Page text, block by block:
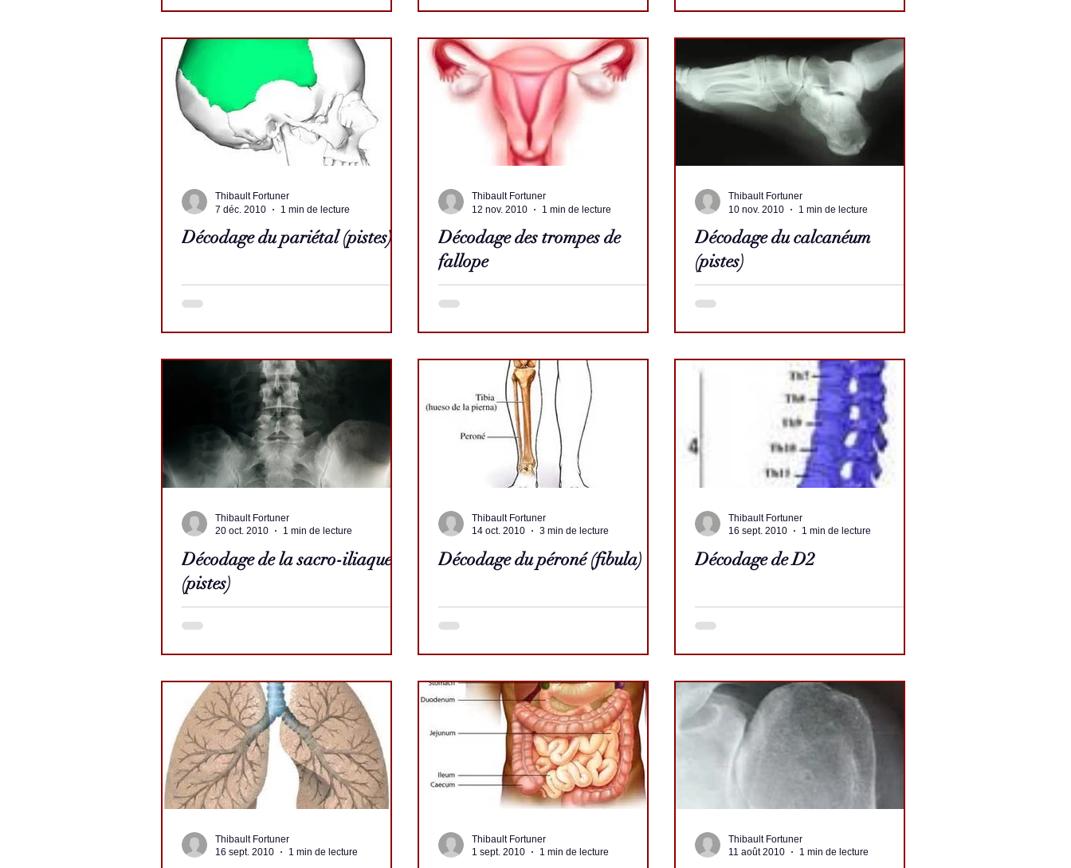
Décodage du pariétal (pistes)
Thibault Fortuner
7 déc. 2010
1 min de lecture
Décodage des trompes de
fallope
Thibault Fortuner
12 nov. 2010
1 min de lecture
Décodage du calcanéum
(pistes)
Thibault Fortuner
10 nov. 2010
1 min de lecture
Décodage de la sacro-iliaque
(pistes)
Thibault Fortuner
20 oct. 2010
1 min de lecture
Décodage du péroné (fibula)
Thibault Fortuner
14 oct. 2010
3 min de lecture
Décodage de D2
Thibault Fortuner
16 sept. 2010
1 min de lecture
Thibault Fortuner
16 sept. 2010
1 min de lecture
Thibault Fortuner
1 sept. 2010
1 min de lecture
Thibault Fortuner
11 août 2010
1 min de lecture